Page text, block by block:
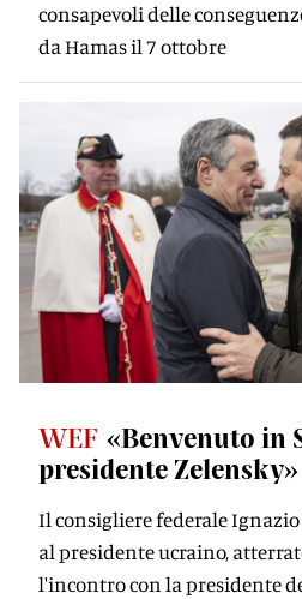
consapevoli delle
da Hamas il 7 ottobre
WEF «Benvenuto in
presidente Zelensky»
Il consigliere federale
al presidente ucraino,
l'incontro con la presidente